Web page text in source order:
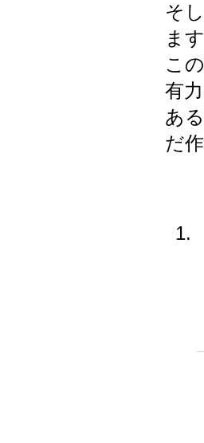
そ
ま
こ
有
あ
だ